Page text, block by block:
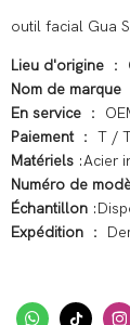
outil facial Gua
Lieu d'origine
Nom de marque
En service ：
Paiement ： T /
Matériels :Acier
Numéro de
Échantillon
Expédition ：